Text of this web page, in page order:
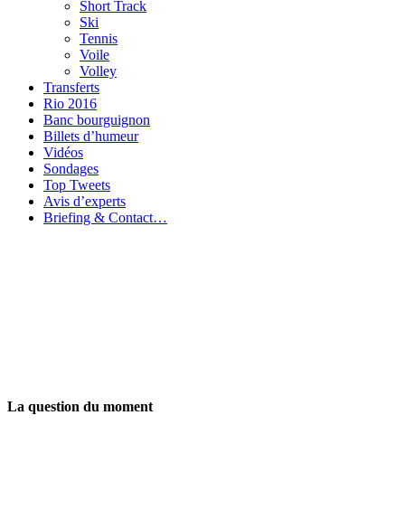
Short Track
Ski
Tennis
Voile
Volley
Transferts
Rio 2016
Banc bourguignon
Billets d’humeur
Vidéos
Sondages
Top Tweets
Avis d’experts
Briefing & Contact…
La question du moment